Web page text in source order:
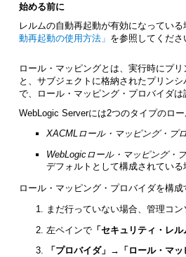
始める前に
レルムの自動再起動が有効になってい
動再起動の使用方法」 を参照してくださ
ロール・マッピングとは、実行時にプ
と、サブジェクトに格納されたプリン
で、ロール・マッピング・プロバイダ
WebLogic Serverには2つのタイプのロ
XACMLロール・マッピング・プ
WebLogicロール・マッピング・
デフォルトとして構成されてい
ロール・マッピング・プロバイダを構成
まだ行っていない場合、管理コ
左ペインで 「セキュリティ・レル
「プロバイダ」→「ロール・マッ